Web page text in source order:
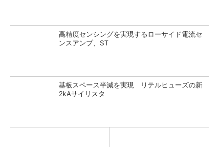
高精度センシングを実現するローサイド電流セ
ンスアンプ、ST
基板スペース半減を実現 リテルヒューズの新
2kAサイリスタ